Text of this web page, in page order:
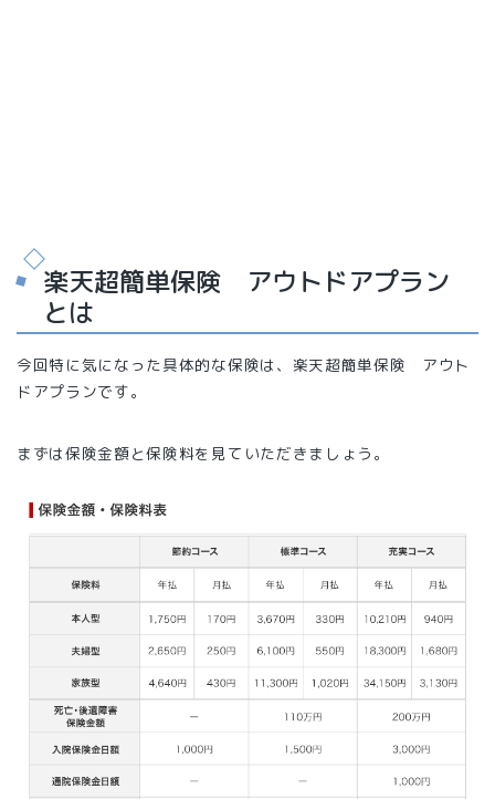
楽天超簡単保険 アウトドアプラン
とは
今回特に気になった具体的な保険は、楽天超簡単保険 アウト
ドアプランです。
まずは保険金額と保険料を見ていただきましょう。